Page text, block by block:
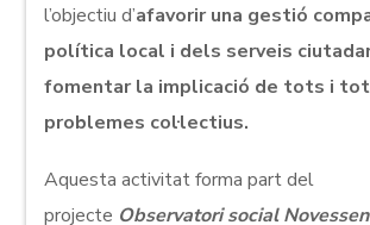
l’objectiu d’afavorir una gestió
política local i dels serveis
fomentar la implicació de tots i
problemes col·lectius.
Aquesta activitat forma part del
projecte Observatori social